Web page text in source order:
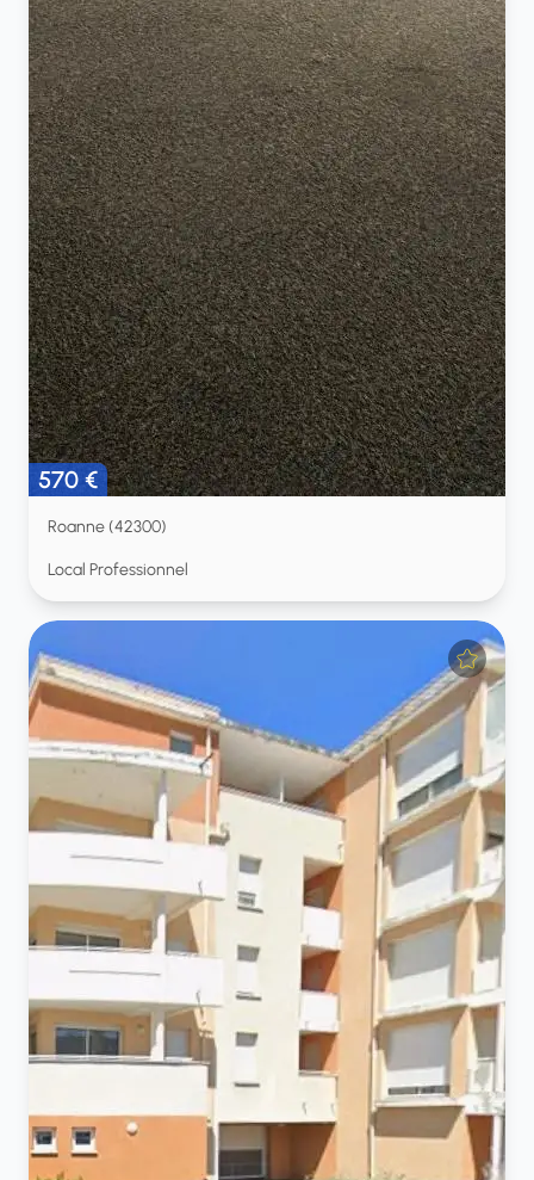
570 €
Roanne (42300)
Local Professionnel